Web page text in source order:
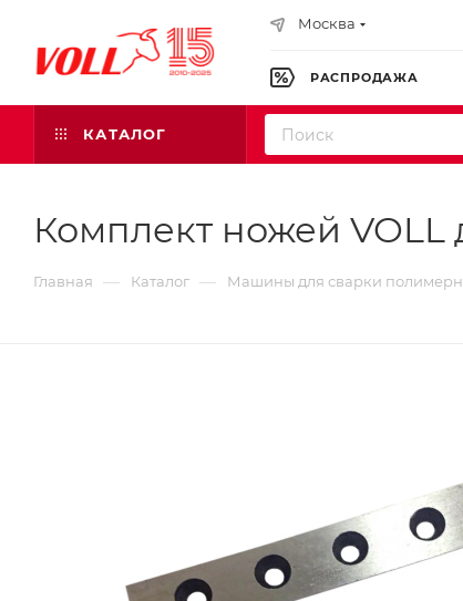
Москва
РАСПРОДАЖА
КАТАЛОГ
Комплект ножей VOLL
Главная — Каталог — Машины для сварки